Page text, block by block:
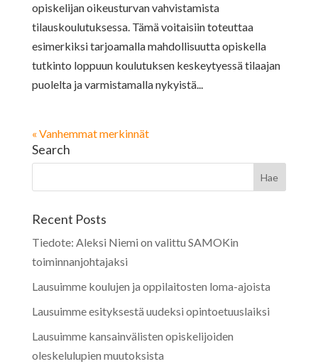
opiskelijan oikeusturvan vahvistamista
tilauskoulutuksessa. Tämä voitaisiin toteuttaa
esimerkiksi tarjoamalla mahdollisuutta opiskella
tutkinto loppuun koulutuksen keskeytyessä tilaajan
puolelta ja varmistamalla nykyistä...
« Vanhemmat merkinnät
Search
Recent Posts
Tiedote: Aleksi Niemi on valittu SAMOKin
toiminnanjohtajaksi
Lausuimme koulujen ja oppilaitosten loma-ajoista
Lausuimme esityksestä uudeksi opintoetuuslaiksi
Lausuimme kansainvälisten opiskelijoiden
oleskelulupien muutoksista